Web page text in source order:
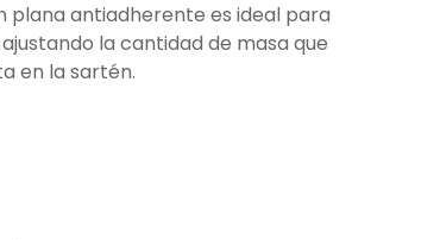
plana antiadherente es ideal para
la cantidad de masa que
en la sartén.